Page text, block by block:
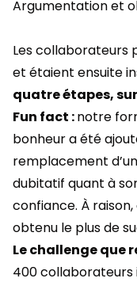
Argumentation et
Les collaborateurs
et étaient ensuite
quatre étapes,
Fun fact :notre
bonheur a été
remplacement
dubitatif quant à
confiance. À
obtenu le plus de
Le challenge que
400 collaborateurs